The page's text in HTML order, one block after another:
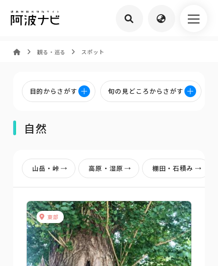
観る・巡る スポット
目的からさがす 旬の見どころからさがす
自然
山岳・峠 高原・湿原 棚田・石積み
東部